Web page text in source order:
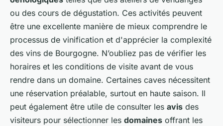
ou des cours de dégustation. Ces activités peuvent
être une excellente manière de mieux comprendre le
processus de vinification et d'apprécier la complexité
des vins de Bourgogne. N’oubliez pas de vérifier les
horaires et les conditions de visite avant de vous
rendre dans un domaine. Certaines caves nécessitent
une réservation préalable, surtout en haute saison. Il
peut également être utile de consulter les avis des
visiteurs pour sélectionner les domaines offrant les